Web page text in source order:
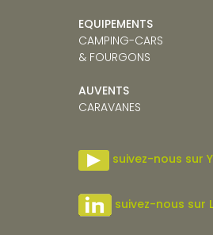
EQUIPEMENTS
CAMPING-CARS
& FOURGONS
AUVENTS
CARAVANES
suivez-nous sur
suivez-nous sur